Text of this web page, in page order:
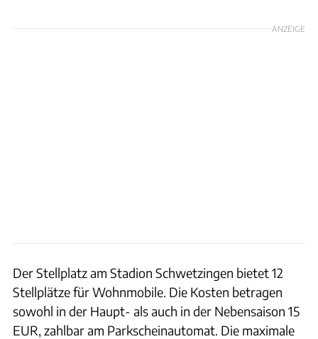
ANZEIGE
Der Stellplatz am Stadion Schwetzingen bietet 12
Stellplätze für Wohnmobile. Die Kosten betragen
sowohl in der Haupt- als auch in der Nebensaison 15
EUR, zahlbar am Parkscheinautomat. Die maximale